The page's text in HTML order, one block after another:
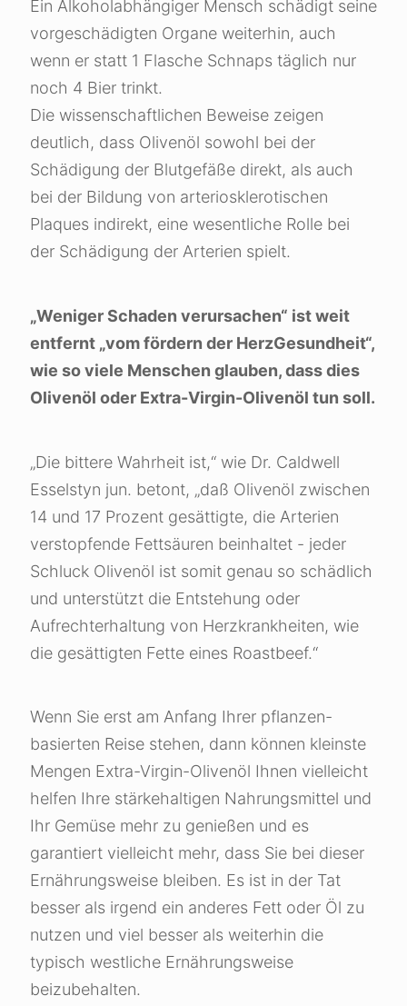
Ein Alkoholabhängiger Mensch schädigt seine
vorgeschädigten Organe weiterhin, auch
wenn er statt 1 Flasche Schnaps täglich nur
noch 4 Bier trinkt.
Die wissenschaftlichen Beweise zeigen
deutlich, dass Olivenöl sowohl bei der
Schädigung der Blutgefäße direkt, als auch
bei der Bildung von arteriosklerotischen
Plaques indirekt, eine wesentliche Rolle bei
der Schädigung der Arterien spielt.
„Weniger Schaden verursachen“ ist weit
entfernt „vom fördern der HerzGesundheit“,
wie so viele Menschen glauben, dass dies
Olivenöl oder Extra-Virgin-Olivenöl tun soll.
„Die bittere Wahrheit ist,“ wie Dr. Caldwell
Esselstyn jun. betont, „daß Olivenöl zwischen
14 und 17 Prozent gesättigte, die Arterien
verstopfende Fettsäuren beinhaltet - jeder
Schluck Olivenöl ist somit genau so schädlich
und unterstützt die Entstehung oder
Aufrechterhaltung von Herzkrankheiten, wie
die gesättigten Fette eines Roastbeef.“
Wenn Sie erst am Anfang Ihrer pflanzen-
basierten Reise stehen, dann können kleinste
Mengen Extra-Virgin-Olivenöl Ihnen vielleicht
helfen Ihre stärkehaltigen Nahrungsmittel und
Ihr Gemüse mehr zu genießen und es
garantiert vielleicht mehr, dass Sie bei dieser
Ernährungsweise bleiben. Es ist in der Tat
besser als irgend ein anderes Fett oder Öl zu
nutzen und viel besser als weiterhin die
typisch westliche Ernährungsweise
beizubehalten.